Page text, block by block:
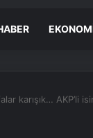
karışık… AKP’li